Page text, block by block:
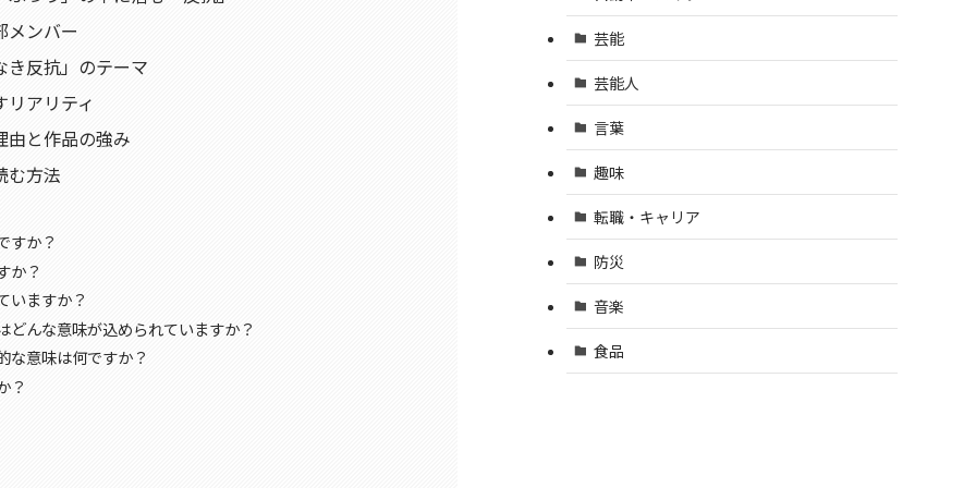
メンバー
き反抗」のテーマ
アリティ
由と作品の強み
む方法
すか？
か？
いますか？
んな意味が込められていますか？
な意味は何ですか？
？
芸能
芸能人
言葉
趣味
転職・キャリア
防災
音楽
食品